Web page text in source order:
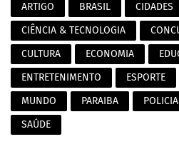
ARTIGO BRASIL
CIDADES
CIÊNCIA & TECNOLOGIA
CULTURA
ECONOMIA
ENTRETENIMENTO
ESPORTE
MUNDO
PARAIBA
SAÚDE